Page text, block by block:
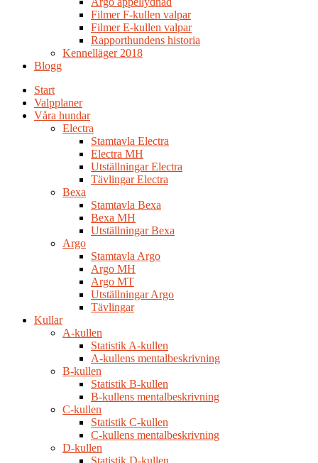
Filmer F-kullen valpar
Filmer E-kullen valpar
Rapporthundens historia
Kennelläger 2018
Blogg
Start
Valpplaner
Våra hundar
Electra
Stamtavla Electra
Electra MH
Utställningar Electra
Tävlingar Electra
Bexa
Stamtavla Bexa
Bexa MH
Utställningar Bexa
Argo
Stamtavla Argo
Argo MH
Argo MT
Utställningar Argo
Tävlingar
Kullar
A-kullen
Statistik A-kullen
A-kullens mentalbeskrivning
B-kullen
Statistik B-kullen
B-kullens mentalbeskrivning
C-kullen
Statistik C-kullen
C-kullens mentalbeskrivning
D-kullen
Statistik D-kullen